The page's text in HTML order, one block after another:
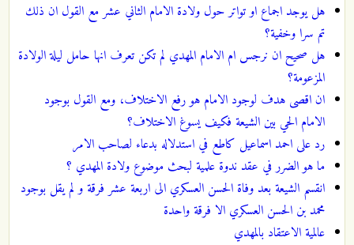
هل يوجد اجماع او تواتر حول ولادة الامام الثاني عشر مع القول ان ذلك
تم سرا وخفية؟
هل صحيح ان نرجس ام الامام المهدي لم تكن تعرف انها حامل ليلة الولادة
المزعومة؟
ان اقصى هدف لوجود الامام هو رفع الاختلاف، ومع القول بوجود
الامام الحي بين الشيعة فكيف يسوغ الاختلاف؟
رد على احمد اسماعيل كاطع في استدلاله بدعاء لصاحب الامر
ما هو الضرر في عقد ندوة علمية لبحث موضوع ولادة المهدي ؟
انقسم الشيعة بعد وفاة الحسن العسكري الى اربعة عشر فرقة و لم يقل بوجود
محمد بن الحسن العسكري الا فرقة واحدة
عالمية الاعتقاد بالمهدي